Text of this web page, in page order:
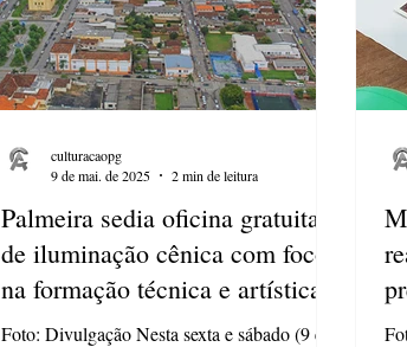
Palmeira sedia oficina gratuita
de iluminação cênica com foco
na formação técnica e artística
Foto: Divulgação Nesta sexta e sábado (9 e
culturacaopg
9 de mai. de 2025
2 min de leitura